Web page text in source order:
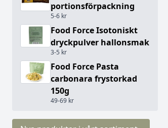
portionsförpackning
5-6 kr
Food Force Isotoniskt
dryckpulver hallonsmak
3-5 kr
Food Force Pasta
carbonara frystorkad
150g
49-69 kr